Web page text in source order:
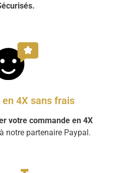
4X sans frais
votre commande en 4X
notre partenaire Paypal.